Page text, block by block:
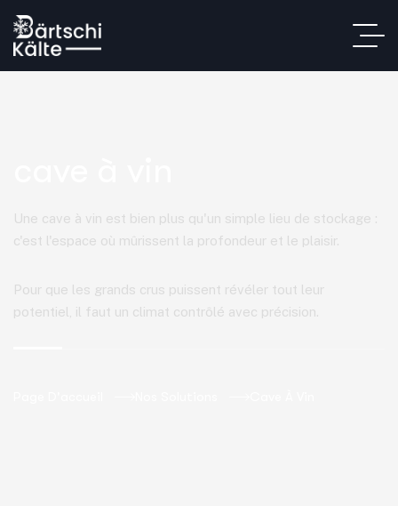
Une cave à vin est bien plus qu'un simple lieu de stockage :
c'est l'espace où mûrissent la profondeur et le plaisir.
Pour que les grands crus puissent révéler tout leur
potentiel, il faut un climat contrôlé avec précision.